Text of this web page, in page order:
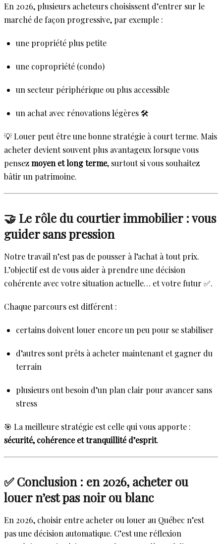
En 2026, plusieurs acheteurs choisissent d’entrer sur le
marché de façon progressive, par exemple :
une propriété plus petite
une copropriété (condo)
un secteur périphérique ou plus accessible
un achat avec rénovations légères 🛠️
💡 Louer peut être une bonne stratégie à court terme. Mais
acheter devient souvent plus avantageux lorsque vous
pensezmoyen et long terme, surtout si vous souhaitez
bâtir un patrimoine.
🤝 Le rôle du courtier immobilier : vous
guider sans pression
Notre travail n’est pas de pousser à l’achat à tout prix.
L’objectif est de vous aider à prendre une décision
cohérente avec votre situation actuelle… et votre futur ✅.
Chaque parcours est différent :
certains doivent louer encore un peu pour se stabiliser
d’autres sont prêts à acheter maintenant et gagner du
terrain
plusieurs ont besoin d’un plan clair pour avancer sans
stress
🎯 La meilleure stratégie est celle qui vous apporte :
sécurité, cohérence et tranquillité d’esprit.
✅ Conclusion : en 2026, acheter ou
louer n’est pas noir ou blanc
En 2026, choisir entre acheter ou louer au Québec n’est
pas une décision automatique. C’est une réflexion